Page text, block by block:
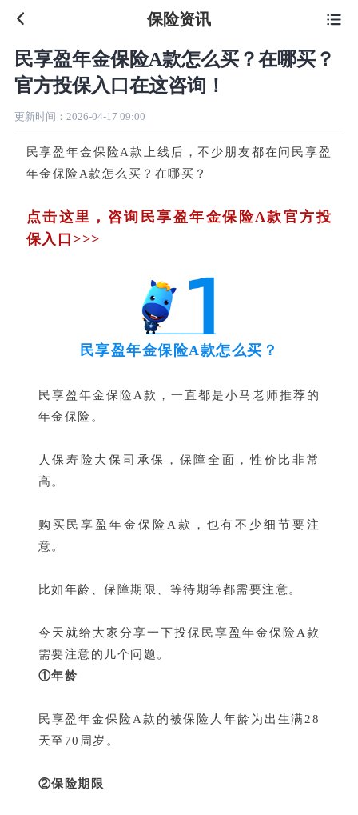
 保险资讯
民享盈年金保险A款怎么买？在哪买？
官方投保入口在这咨询！
更新时间： 2026-04-17 09:00
民享盈年金保险A款
上线后，不少朋友都在问民享盈
年金保险A款怎么买？在哪买？
点击这里，咨询民享盈年金保险A款官方投
保入口>>>
民享盈年金保险A款怎么买？
民享盈年金保险A款，一直都是小马老师推荐的
年金保险。
人保寿险大保司承保，保障全面，性价比非常
高。
购买民享盈年金保险A款，也有不少细节要注
意。
比如年龄、保障期限、等待期等都需要注意。
今天就给大家分享一下投保民享盈年金保险A款
需要注意的几个问题。
①年龄
民享盈年金保险A款的被保险人年龄为出生满28
天至70周岁 。
②保险期限